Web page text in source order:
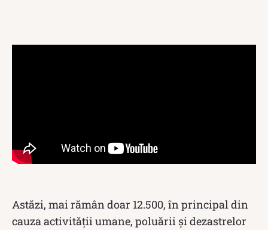
Astăzi, mai rămân doar 12.500, în principal din
cauza activității umane, poluării și dezastrelor